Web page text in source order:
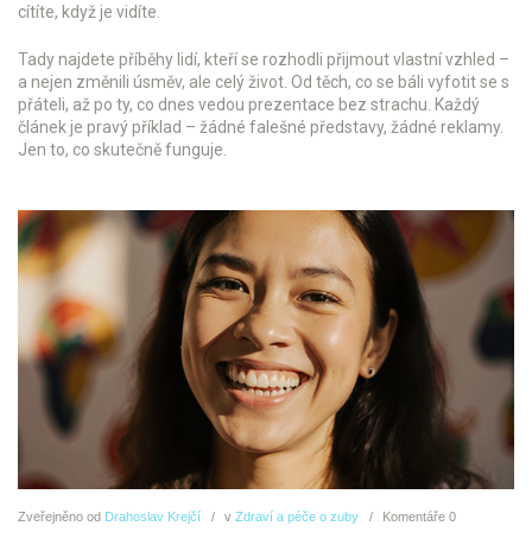
cítíte, když je vidíte.
Tady najdete příběhy lidí, kteří se rozhodli přijmout vlastní vzhled –
a nejen změnili úsměv, ale celý život. Od těch, co se báli vyfotit se s
přáteli, až po ty, co dnes vedou prezentace bez strachu. Každý
článek je pravý příklad – žádné falešné představy, žádné reklamy.
Jen to, co skutečně funguje.
Zveřejněno od Drahoslav Krejčí v Zdraví a péče o zuby Komentáře 0